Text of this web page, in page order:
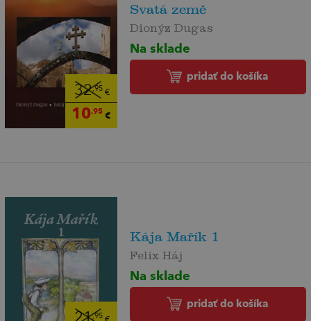
32,95€
10,95€
Svatá země
Dionýz Dugas
Na sklade
pridať do košíka
,95
Kája Mařík 1
Felix Háj
Na sklade
pridať do košíka